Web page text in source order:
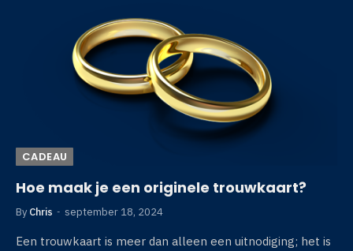
CADEAU
Hoe maak je een originele trouwkaart?
By Chris september 18, 2024
Een trouwkaart is meer dan alleen een uitnodiging; het is